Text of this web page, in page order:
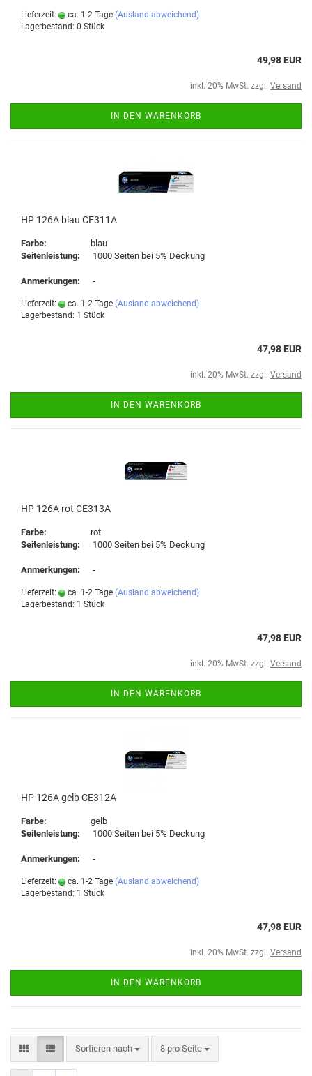
Lieferzeit: ca. 1-2 Tage (Ausland abweichend)
Lagerbestand: 0 Stück
49,98 EUR
inkl. 20% MwSt. zzgl. Versand
IN DEN WARENKORB
HP 126A blau CE311A
Farbe:
blau
Seitenleistung: 1000 Seiten bei 5% Deckung
Anmerkungen: -
Lieferzeit: ca. 1-2 Tage (Ausland abweichend)
Lagerbestand: 1 Stück
47,98 EUR
inkl. 20% MwSt. zzgl. Versand
IN DEN WARENKORB
HP 126A rot CE313A
Farbe:
rot
Seitenleistung: 1000 Seiten bei 5% Deckung
Anmerkungen: -
Lieferzeit: ca. 1-2 Tage (Ausland abweichend)
Lagerbestand: 1 Stück
47,98 EUR
inkl. 20% MwSt. zzgl. Versand
IN DEN WARENKORB
HP 126A gelb CE312A
Farbe:
gelb
Seitenleistung: 1000 Seiten bei 5% Deckung
Anmerkungen: -
Lieferzeit: ca. 1-2 Tage (Ausland abweichend)
Lagerbestand: 1 Stück
47,98 EUR
inkl. 20% MwSt. zzgl. Versand
IN DEN WARENKORB
Sortieren nach 8 pro Seite